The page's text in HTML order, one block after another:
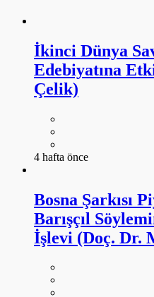
İkinci Dünya
Edebiyatına
Çelik)
4 hafta önce
Bosna Şarkısı
Barışçıl
İşlevi (Doç. Dr.